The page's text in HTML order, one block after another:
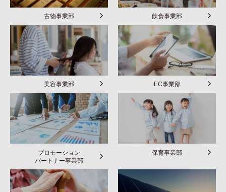
古物事業部 飲食事業部
美容事業部 EC事業部
プロモーション
パートナー事業部
保育事業部